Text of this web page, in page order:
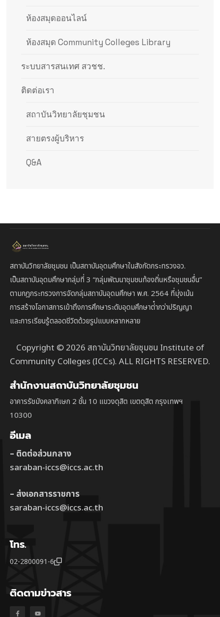
ห้องสมุดออนไลน์
ห้องสมุด Community Colleges Library
ระบบสารสนเทศ สวชช.
ติดต่อเรา
สถาบันวิทยาลัยชุมชน
สายตรงผู้บริหาร
Q&A
สถาบันวิทยาลัยชุมชน เป็นสถาบันอุดมศึกษาในสังกัดกระทรวงอว.
เป็นสถาบันอุดมศึกษากลุ่มที่ 3 “กลุ่มพัฒนาชุมชนท้องถิ่นหรือชุมชนอื่น”
ตามกฎกระทรวงการจัดกลุ่มสถาบันอุดมศึกษา พ.ศ. 2564 ที่มุ่งเน้น
การสร้างโอกาสการเข้าถึงการศึกษาระดับอุดมศึกษาต่ํากว่าปริญญา
และการเรียนรู้ตลอดชีวิตด้วยรูปแบบหลากหลาย
Copyright © 2026 สถาบันวิทยาลัยชุมชน Institute of
Community Colleges (ICCs). ALL RIGHTS RESERVED.
สำนักงานสถาบันวิทยาลัยชุมชน
อาคารรัชมังคลาภิเษก 2 ชั้น 10 แขวงดุสิต เขตดุสิต กรุงเทพฯ
10300
อีเมล
– ติดต่อส่วนกลาง
saraban-iccs@iccs.ac.th
– ส่งเอกสารราชการ
saraban-iccs@iccs.ac.th
โทร.
02-2800091-6
ติดตามข่าวสาร